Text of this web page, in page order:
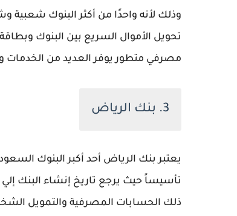
وذلك لأنه واحدًا من أكثر البنوك
تحويل الأموال السريع بين البنوك
مصرفي متطور يوفر العديد من الخدمات
3. بنك الرياض
يعتبر بنك الرياض أحد أكبر البنوك
ذلك الحسابات المصرفية والتمويل الشخصي